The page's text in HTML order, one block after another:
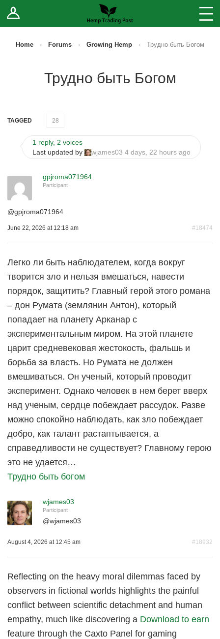
Log In Stores
How to Register as a Vendor
Home › Forums › Growing Hemp › Трудно быть Богом
Трудно быть Богом
TAGGED 28
1 reply, 2 voices
Last updated by
wjames03 4 days, 22 hours ago
gpjroma071964
Participant
@gpjroma071964
June 22, 2026 at 12:18 am #18474
Легко ли быть наблюдателем, когда вокруг
творится зло и нельзя вмешаться, навести
порядок, защитить? Главный герой этого романа
– дон Румата (землянин Антон), который
попадает на планету Арканар с
экспериментальным миром. На этой планете
царит средневековая жестокость, фальшь и
борьба за власть. Но Румата не должен
вмешиваться. Он ученый, который проводит
эксперимент. Однако человек в нем берет вверх
над ученым, сердце побеждает рассудок. Разве
можно спокойно наблюдать, как зло побеждает
добро, как талант растаптывается, а
справедливости не существует? Главному герою
это не удается…
Трудно быть богом
wjames03
Participant
@wjames03
August 4, 2026 at 12:45 am #18932
Reflecting on the heavy moral dilemmas faced by
observers in fictional worlds highlights the painful
conflict between scientific detachment and human
empathy, much like discovering a Download to earn
feature through the Caxto Panel for gaming